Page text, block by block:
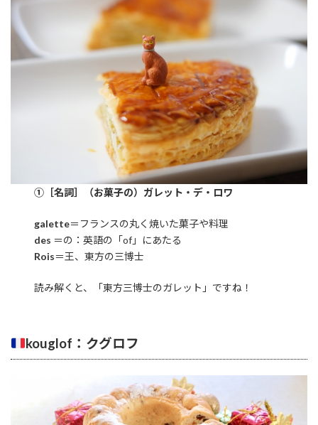
①［名詞］（お菓子の）ガレット・デ・ロワ
galette＝フランスの丸く焼いた菓子や料理
des ＝の：英語の「of」にあたる
Rois＝王、東方の三博士
読み解くと、「東方三博士のガレット」ですね！
kouglof：クグロフ